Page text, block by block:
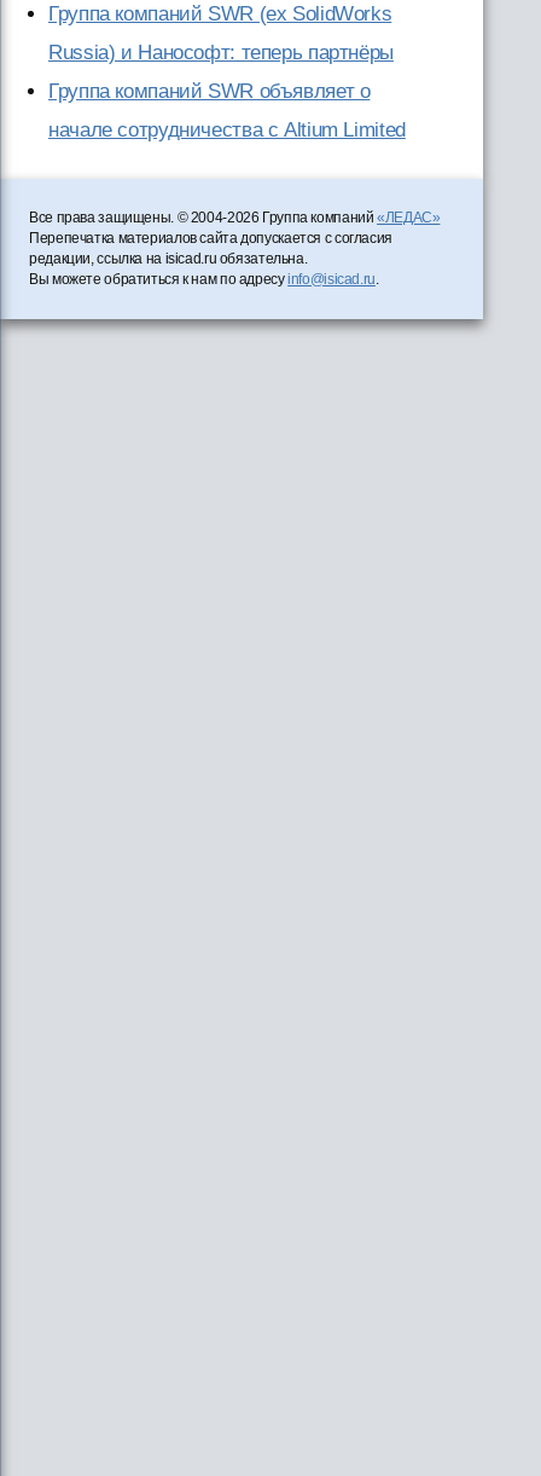
Группа компаний SWR (ex SolidWorks
Russia) и Нанософт: теперь партнёры
Группа компаний SWR объявляет о
начале сотрудничества с Altium Limited
Все права защищены. © 2004-2026 Группа компаний«ЛЕДАС»
Перепечатка материалов сайта допускается с согласия
редакции, ссылка на isicad.ru обязательна.
Вы можете обратиться к нам по адресуinfo@isicad.ru